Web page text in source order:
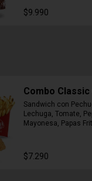
$9.990
Combo Classic
Sandwich con
Lechuga, Tomate,
Mayonesa, Papas
$7.290